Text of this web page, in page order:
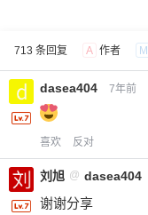
713 条回复 A 作者 M
dasea404 7年前
喜欢 反对
刘旭 @ dasea404
谢谢分享